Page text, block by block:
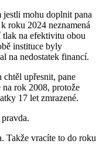
jestli mohu doplnit pana
roku 2024 neznamená
tlak na efektivitu obou
instituce byly
na nedostatek financí.
chtěl upřesnit, pane
na rok 2008, protože
17 let zmrazené.
Takže vracíte to do roku